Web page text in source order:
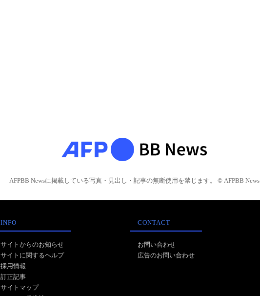
AFPBB Newsに掲載している写真・見出し・記事の無断使用を禁じます。 © AFPBB News
INFO
サイトからのお知らせ
サイトに関するヘルプ
採用情報
訂正記事
サイトマップ
CONTACT
お問い合わせ
広告のお問い合わせ